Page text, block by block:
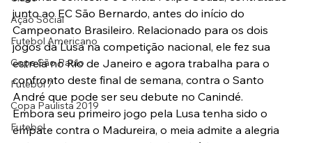
Ação Social
Futebol Americano
Copa São Paulo
Futebol 7
Copa Paulista 2019
Futebol
junto ao EC São Bernardo, antes do início do
Campeonato Brasileiro. Relacionado para os dois
jogos da Lusa na competição nacional, ele fez sua
estreia no Rio de Janeiro e agora trabalha para o
confronto deste final de semana, contra o Santo
André que pode ser seu debute no Canindé.
Embora seu primeiro jogo pela Lusa tenha sido o
empate contra o Madureira, o meia admite a alegria